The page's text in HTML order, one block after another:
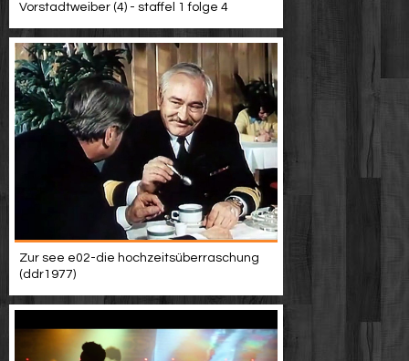
Vorstadtweiber (4) - staffel 1 folge 4
Zur see e02-die hochzeitsüberraschung
(ddr1977)